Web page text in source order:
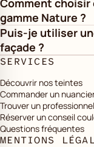
gamme Nature ?
Puis-je utiliser
façade ?
SERVICES
Découvrir nos teintes
Commander un
Trouver un professionnel
Réserver un conseil
Questions fréquentes
MENTIONS